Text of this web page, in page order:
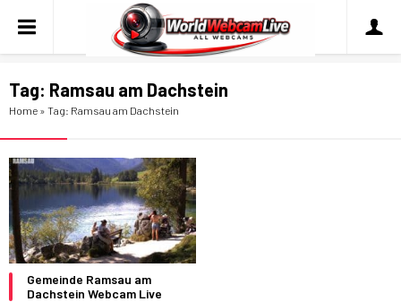
Tag: Ramsau am Dachstein
Home » Tag: Ramsau am Dachstein
Gemeinde Ramsau am
Dachstein Webcam Live